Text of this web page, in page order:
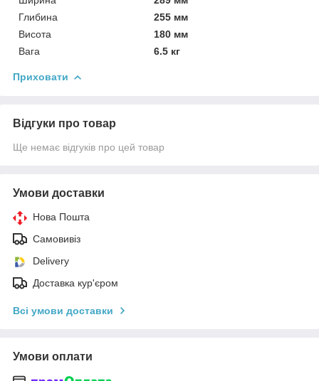
Глибина
255 мм
Висота
180 мм
Вага
6.5 кг
Приховати
Відгуки про товар
Ще немає відгуків про цей товар
Умови доставки
Нова Пошта
Самовивіз
Delivery
Доставка кур'єром
Всі умови доставки
Умови оплати